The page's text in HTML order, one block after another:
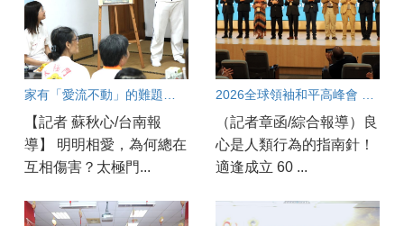
【記者 蘇秋心/台南報
導】 明明相愛，為何總在
互相傷害？太極門...
（記者章函/綜合報導）良
心是人類行為的指南針！
適逢成立 60 ...